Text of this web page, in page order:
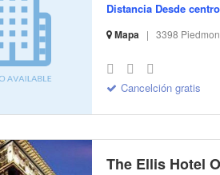
Distancia Desde
Mapa | 3398
Cancelción gratis
The Ellis Hotel